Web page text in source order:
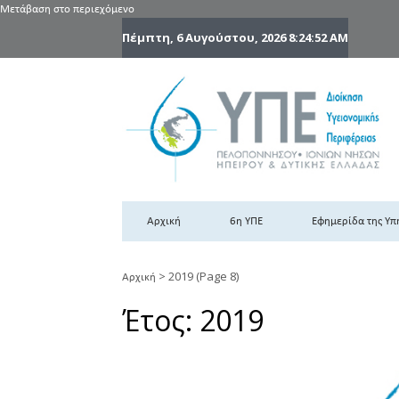
Μετάβαση στο περιεχόμενο
Πέμπτη, 6 Αυγούστου, 20268:24:54 AM
Αρχική 6η ΥΠΕ Εφημερίδα της
Αρχική > 2019 (Page 8)
Έτος: 2019